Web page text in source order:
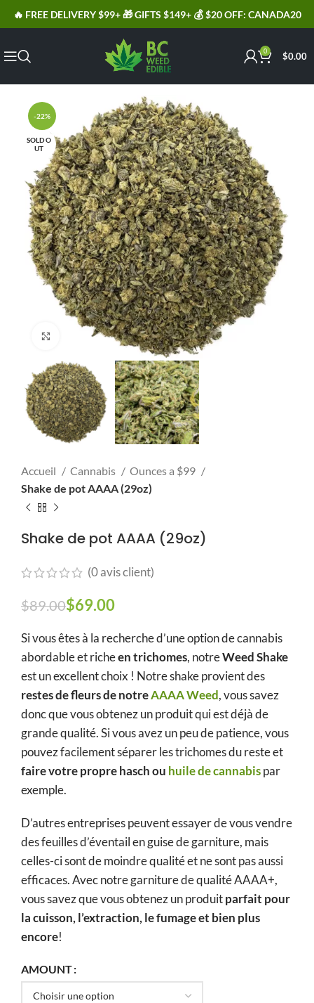
🔥 FREE DELIVERY $99+ 🎁 GIFTS $149+ 💰 $20 OFF: CANADA20
0 $0.00
-22%
SOLD O
UT
Click to enlarge
Accueil Cannabis
Ounces a $99
Shake de pot AAAA (29oz)
Shake de pot AAAA (29oz)
(0avis client)
$89.00$69.00
Si vous êtes à la recherche d’une option de cannabis
abordable et richeen trichomes, notreWeed Shake
est un excellent choix ! Notre shake provient des
restes de fleurs de notreAAAA Weed, vous savez
donc que vous obtenez un produit qui est déjà de
grande qualité. Si vous avez un peu de patience, vous
pouvez facilement séparer les trichomes du reste et
faire votre propre hasch ou huile de cannabispar
exemple.
D’autres entreprises peuvent essayer de vous vendre
des feuilles d’éventail en guise de garniture, mais
celles-ci sont de moindre qualité et ne sont pas aussi
efficaces. Avec notre garniture de qualité AAAA+,
vous savez que vous obtenez un produitparfait pour
la cuisson, l’extraction, le fumage et bien plus
encore!
AMOUNT